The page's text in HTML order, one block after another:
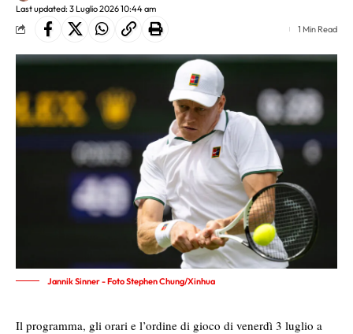
Last updated: 3 Luglio 2026 10:44 am
1 Min Read
Jannik Sinner - Foto Stephen Chung/Xinhua
Il programma, gli orari e l’ordine di gioco di venerdì 3 luglio a